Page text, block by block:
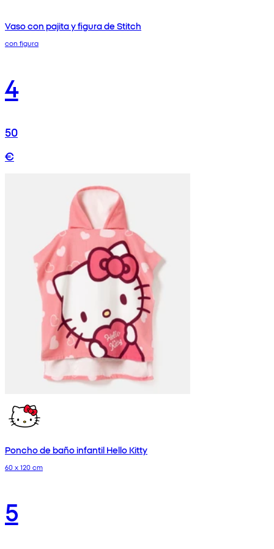
Vaso con pajita y figura de Stitch
con figura
4
50
€
Poncho de baño infantil Hello Kitty
60 x 120 cm
5